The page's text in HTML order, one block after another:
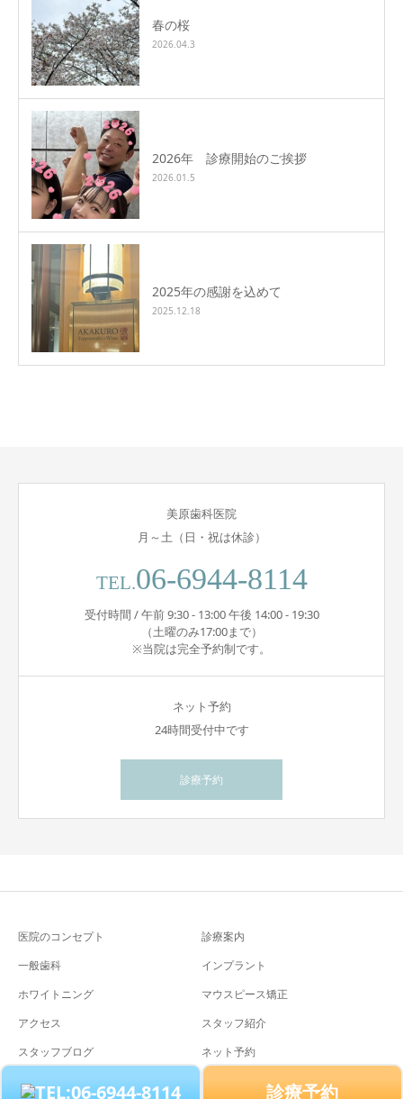
診療予約
春の桜
2026.04.3
2026年 診療開始のご挨拶
2026.01.5
2025年の感謝を込めて
2025.12.18
美原歯科医院
月～土（日・祝は休診）
TEL.06-6944-8114
受付時間 / 午前 9:30 - 13:00 午後 14:00 - 19:30
（土曜のみ17:00まで）
※当院は完全予約制です。
ネット予約
24時間受付中です
診療予約
医院のコンセプト
診療案内
一般歯科
インプラント
ホワイトニング
マウスピース矯正
アクセス
スタッフ紹介
スタッフブログ
ネット予約